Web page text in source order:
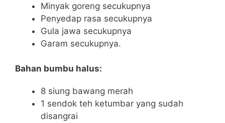
Minyak goreng secukupnya
Penyedap rasa secukupnya
Gula jawa secukupnya
Garam secukupnya.
Bahan bumbu halus:
8 siung bawang merah
1 sendok teh ketumbar yang sudah
disangrai